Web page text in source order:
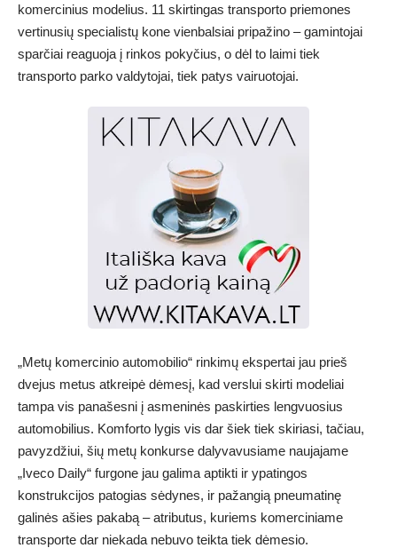
komercinius modelius. 11 skirtingas transporto priemones
vertinusių specialistų kone vienbalsiai pripažino – gamintojai
sparčiai reaguoja į rinkos pokyčius, o dėl to laimi tiek
transporto parko valdytojai, tiek patys vairuotojai.
„Metų komercinio automobilio“ rinkimų ekspertai jau prieš
dvejus metus atkreipė dėmesį, kad verslui skirti modeliai
tampa vis panašesni į asmeninės paskirties lengvuosius
automobilius. Komforto lygis vis dar šiek tiek skiriasi, tačiau,
pavyzdžiui, šių metų konkurse dalyvavusiame naujajame
„Iveco Daily“ furgone jau galima aptikti ir ypatingos
konstrukcijos patogias sėdynes, ir pažangią pneumatinę
galinės ašies pakabą – atributus, kuriems komerciniame
transporte dar niekada nebuvo teikta tiek dėmesio.